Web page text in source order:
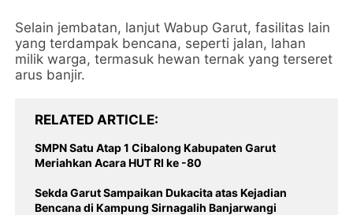
Selain jembatan, lanjut Wabup Garut, fasilitas lain
yang terdampak bencana, seperti jalan, lahan
milik warga, termasuk hewan ternak yang terseret
arus banjir.
RELATED ARTICLE
SMPN Satu Atap 1 Cibalong Kabupaten Garut
Meriahkan Acara HUT RI ke -80
Sekda Garut Sampaikan Dukacita atas Kejadian
Bencana di Kampung Sirnagalih Banjarwangi